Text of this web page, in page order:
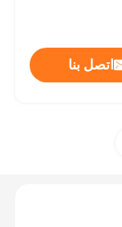
اتصل بنا